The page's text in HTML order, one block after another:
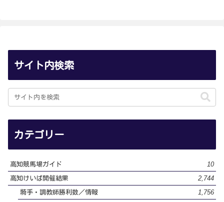
サイト内検索
カテゴリー
高知競馬場ガイド 10
高知けいば開催結果 2,744
騎手・調教師勝利数／情報 1,756